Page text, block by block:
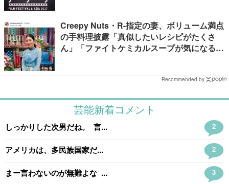
Creepy Nuts・R-指定の妻、ボリューム満点
の手料理披露「真似したいレシピがたくさ
ん」「ファイトケミカルスープが気になる」
Recommended by